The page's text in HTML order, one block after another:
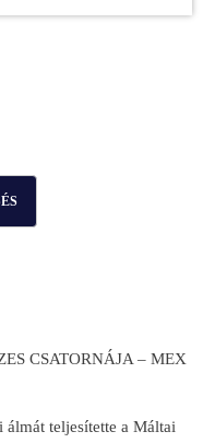
CSATORNÁJA – MEX
álmát teljesítette a Máltai